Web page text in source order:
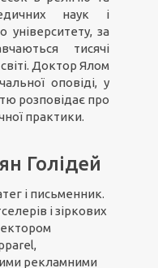
наук і
за
тисячі
Доктор Ялом
оповіді, у
розповідає про
практики.
Голідей
і письменник.
і зіркових
рекламними